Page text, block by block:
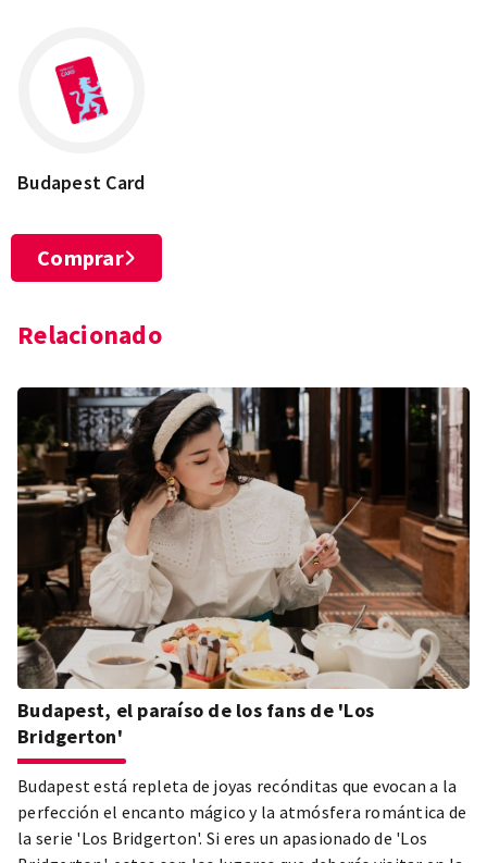
Budapest Card
Comprar
Relacionado
Budapest, el paraíso de los fans de 'Los
Bridgerton'
Budapest está repleta de joyas recónditas que evocan a la
perfección el encanto mágico y la atmósfera romántica de
la serie 'Los Bridgerton'. Si eres un apasionado de 'Los